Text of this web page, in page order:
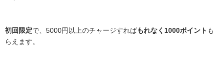
初回限定で、5000円以上のチャージすればもれなく1000ポイント も
らえます。